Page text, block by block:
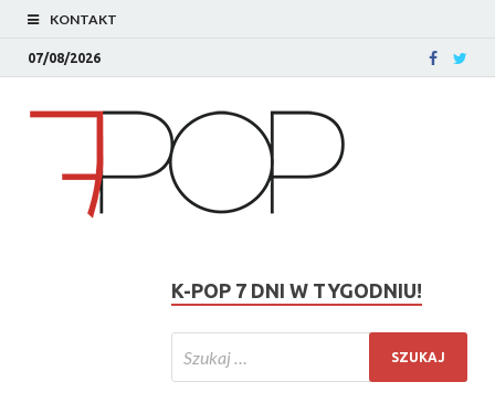
KONTAKT
07/08/2026
K-POP 7 DNI W TYGODNIU!